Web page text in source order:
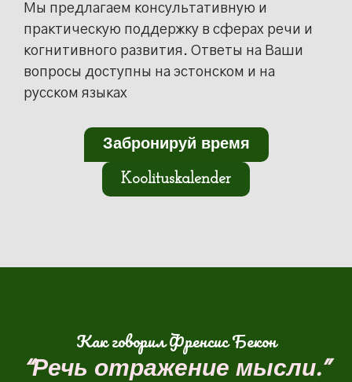
Мы предлагаем консультативную и
практическую поддержку в сферах речи и
когнитивного развития. Ответы на Ваши
вопросы доступны на эстонском и на
русском языках
Забронируй время
Koolituskalender
Как говорил Френсис Бекон
“Речь отражение мысли.”